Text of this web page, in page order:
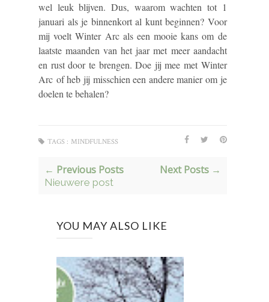
wel leuk blijven. Dus, waarom wachten tot 1
januari als je binnenkort al kunt beginnen? Voor
mij voelt Winter Arc als een mooie kans om de
laatste maanden van het jaar met meer aandacht
en rust door te brengen. Doe jij mee met Winter
Arc of heb jij misschien een andere manier om je
doelen te behalen?
TAGS : MINDFULNESS
← Previous Posts
Nieuwere post
Next Posts →
YOU MAY ALSO LIKE